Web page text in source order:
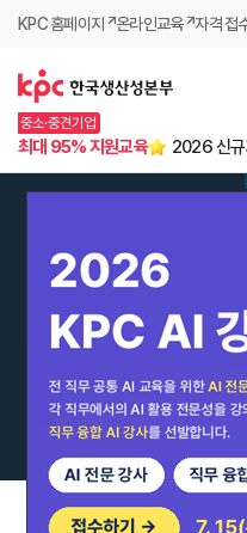
KPC 홈페이지 온라인교육 자격 접
중소·중견기업
최대 95% 지원교육 2026 신